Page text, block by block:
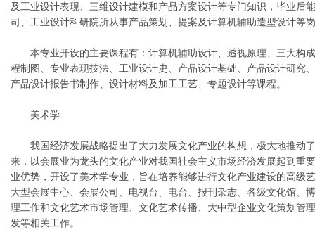
及工业设计表现、三维设计建模和产品方案设计等专门知识，毕业后
司、工业设计科研院所从事产品策划、提案及计算机辅助造型设计等
本专业开设的主要课程有：计算机辅助设计、透视原理、三大构
程制图、专业表现技法、工业设计史、产品设计基础、产品设计研究
产品设计报告书制作、设计材料及加工工艺、专题设计等课程。
美术学
我国经济发展战略提出了大力发展文化产业的构想，极大地推动
来，以会展业为龙头的文化产业对我国社会主义市场经济发展起到重
业优势，开设了美术学专业，旨在培养能够进行文化产业建设的高级
大型会展中心、会展公司、电视台、电台、报刊杂志、各级文化馆、
理工作和文化艺术市场管理、文化艺术传播、大中型企业文化策划管
发等相关工作。